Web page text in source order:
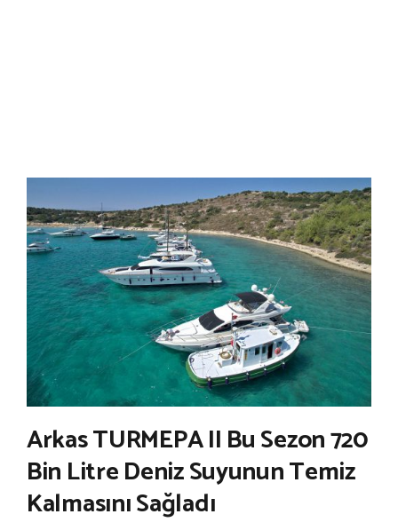
Arkas TURMEPA II Bu Sezon 720
Bin Litre Deniz Suyunun Temiz
Kalmasını Sağladı